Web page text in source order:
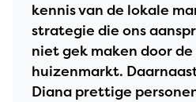
kennis van de lokale
strategie die ons
niet gek maken door
huizenmarkt.
Diana prettige